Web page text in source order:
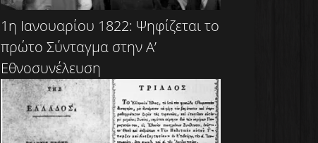
1η Ιανουαρίου 1822: Ψηφίζεται το
πρώτο Σύνταγμα στην Α’
Εθνοσυνέλευση